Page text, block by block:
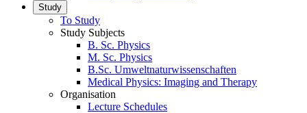
Study
To Study
Study Subjects
B. Sc. Physics
M. Sc. Physics
B.Sc. Umweltnaturwissenschaften
Medical Physics: Imaging and Therapy
Organisation
Lecture Schedules